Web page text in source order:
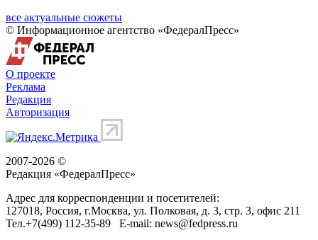
все актуальные сюжеты
© Информационное агентство «ФедералПресс»
О проекте
Реклама
Редакция
Авторизация
2007-2026 ©
Редакция «ФедералПресс»
Адрес для корреспонденции и посетителей:
127018, Россия, г.Москва, ул. Полковая, д. 3, стр. 3, офис 211
Тел.+7(499) 112-35-89 E-mail: news@fedpress.ru